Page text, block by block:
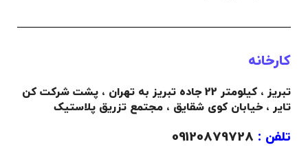
کارخانه
تبریز ، کیلومتر 22 جاده تبریز به تهران ، پشت شرکت کن
تایر ، خیابان کوی شقایق ، مجتمع تزریق پلاستیک
تلفن :